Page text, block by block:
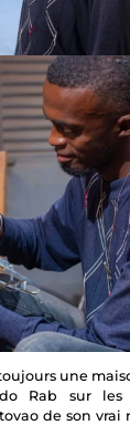
une
Rab sur les
de son vrai